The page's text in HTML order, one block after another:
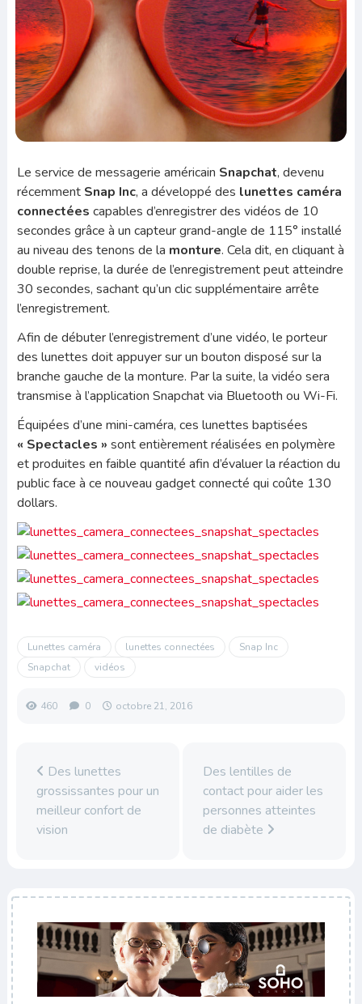
Le service de messagerie américain Snapchat, devenu
récemment Snap Inc, a développé des lunettes caméra
connectées capables d’enregistrer des vidéos de 10
secondes grâce à un capteur grand-angle de 115° installé
au niveau des tenons de la monture. Cela dit, en cliquant à
double reprise, la durée de l’enregistrement peut atteindre
30 secondes, sachant qu’un clic supplémentaire arrête
l’enregistrement.
Afin de débuter l’enregistrement d’une vidéo, le porteur
des lunettes doit appuyer sur un bouton disposé sur la
branche gauche de la monture. Par la suite, la vidéo sera
transmise à l’application Snapchat via Bluetooth ou Wi-Fi.
Équipées d’une mini-caméra, ces lunettes baptisées
« Spectacles » sont entièrement réalisées en polymère
et produites en faible quantité afin d’évaluer la réaction du
public face à ce nouveau gadget connecté qui coûte 130
dollars.
Lunettes caméra lunettes connectées
Snap Inc
Snapchat
vidéos
460 0 octobre 21, 2016
Des lunettes
grossissantes pour un
meilleur confort de
vision
Des lentilles de
contact pour aider les
personnes atteintes
de diabète